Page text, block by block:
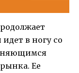
в ногу со
Ее